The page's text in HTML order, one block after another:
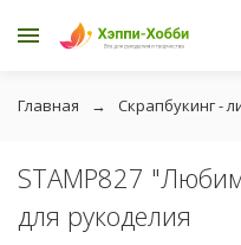
Главная Скрапбукинг -
STAMP827
для рукоделия